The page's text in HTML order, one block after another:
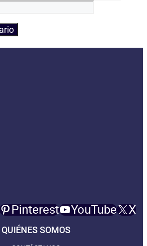
Pinterest YouTube X
QUIÉNES SOMOS